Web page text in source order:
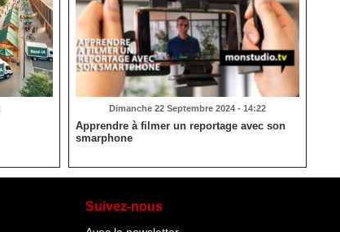
Dimanche 22 Septembre 2024 - 14:22
Apprendre à filmer un reportage avec son
smarphone
Suivez-nous